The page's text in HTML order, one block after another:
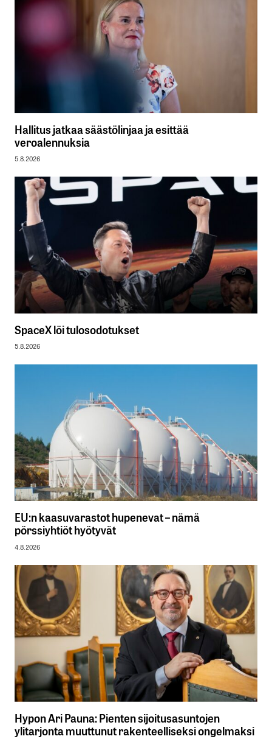
Hallitus jatkaa säästölinjaa ja esittää
veroalennuksia
5.8.2026
SpaceX löi tulosodotukset
5.8.2026
EU:n kaasuvarastot hupenevat – nämä
pörssiyhtiöt hyötyvät
4.8.2026
Hypon Ari Pauna: Pienten sijoitusasuntojen
ylitarjonta muuttunut rakenteelliseksi ongelmaksi